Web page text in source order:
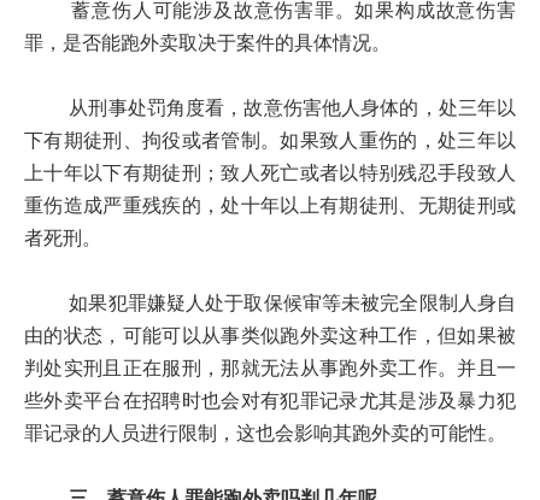
蓄意伤人可能涉及故意伤害罪。如果构成故意伤害
罪，是否能跑外卖取决于案件的具体情况。
从刑事处罚角度看，故意伤害他人身体的，处三年以
下有期徒刑、拘役或者管制。如果致人重伤的，处三年以
上十年以下有期徒刑；致人死亡或者以特别残忍手段致人
重伤造成严重残疾的，处十年以上有期徒刑、无期徒刑或
者死刑。
如果犯罪嫌疑人处于取保候审等未被完全限制人身自
由的状态，可能可以从事类似跑外卖这种工作，但如果被
判处实刑且正在服刑，那就无法从事跑外卖工作。并且一
些外卖平台在招聘时也会对有犯罪记录尤其是涉及暴力犯
罪记录的人员进行限制，这也会影响其跑外卖的可能性。